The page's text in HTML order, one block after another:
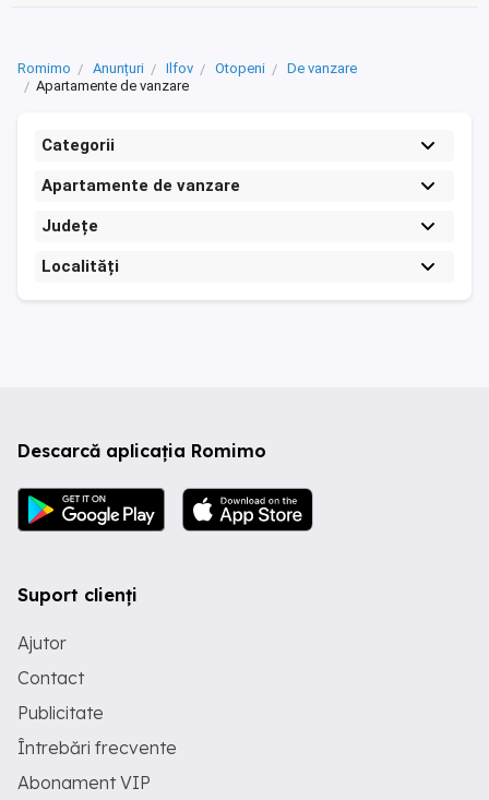
Romimo Anunțuri Ilfov Otopeni
De vanzare
Apartamente de vanzare
Categorii
Apartamente de vanzare
Județe
Localități
Descarcă aplicația Romimo
Suport clienți
Ajutor
Contact
Publicitate
Întrebări frecvente
Abonament VIP